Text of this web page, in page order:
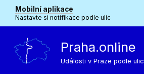
Mobilní aplikace
Nastavte si notifikace podle ulic
Praha.online
Události v Praze podle ulic